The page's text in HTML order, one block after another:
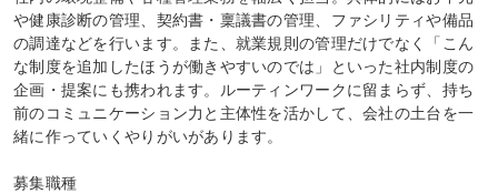
や健康診断の管理、契約書・稟議書の管理、ファシリティや備品
の調達などを行います。また、就業規則の管理だけでなく「こん
な制度を追加したほうが働きやすいのでは」といった社内制度の
企画・提案にも携われます。ルーティンワークに留まらず、持ち
前のコミュニケーション力と主体性を活かして、会社の土台を一
緒に作っていくやりがいがあります。
募集職種